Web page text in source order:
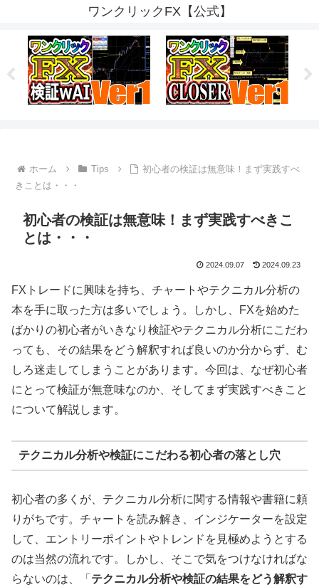
ワンクリックFX【公式】
ホーム Tips
初心者の検証は無意味！まず実践すべ
きことは・・・
初心者の検証は無意味！まず実践すべきこ
とは・・・
2024.09.07 2024.09.23
FXトレードに興味を持ち、チャートやテクニカル分析の
本を手に取った方は多いでしょう。しかし、FXを始めた
ばかりの初心者がいきなり検証やテクニカル分析にこだわ
っても、その結果をどう解釈すれば良いのか分からず、む
しろ迷走してしまうことがあります。今回は、なぜ初心者
にとって検証が無意味なのか、そしてまず実践すべきこと
について解説します。
テクニカル分析や検証にこだわる初心者の落とし穴
初心者の多くが、テクニカル分析に関する情報や書籍に頼
りがちです。チャートを読み解き、インジケーターを設定
して、エントリーポイントやトレンドを見極めようとする
のは当然の流れです。しかし、そこで気をつけなければな
らないのは、「 テクニカル分析や検証の結果をどう解釈す